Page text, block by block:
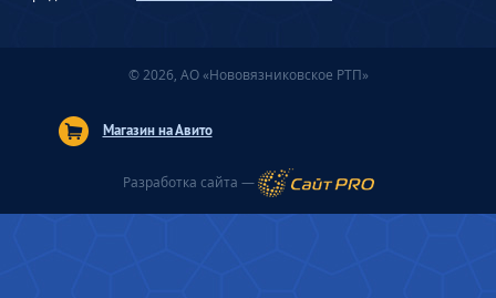
© 2026, АО «Нововязниковское РТП»
Магазин на Авито
Разработка сайта —